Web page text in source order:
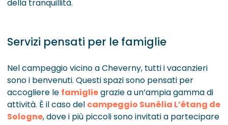
della tranquillità.
Servizi pensati per le famiglie
Nel campeggio vicino a Cheverny, tutti i vacanzieri
sono i benvenuti. Questi spazi sono pensati per
accogliere le famigliegrazie a un’ampia gamma di
attività. È il caso del campeggio Sunêlia L’étang de
Sologne, dove i più piccoli sono invitati a partecipare